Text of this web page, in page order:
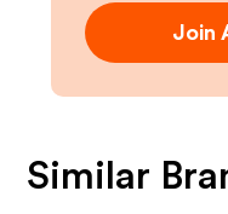
Join
Similar